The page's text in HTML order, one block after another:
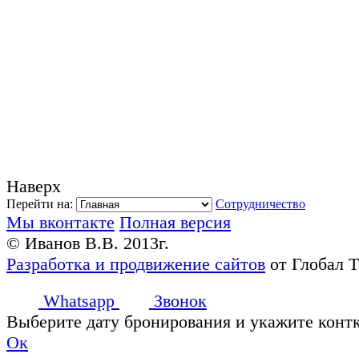
Наверх
Перейти на: Сотрудничество
Мы вконтакте Полная версия
© Иванов В.В. 2013г.
Разработка и продвижение сайтов от Глобал
Whatsapp
Звонок
Выберите дату бронирования и укажите
Ок